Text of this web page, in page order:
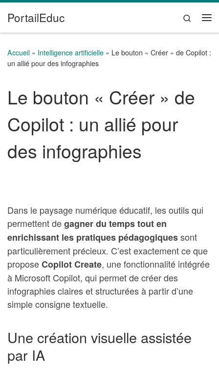
Passer au contenu
PortailEduc
Search
Accueil » Intelligence artificielle » Le bouton « Créer » de Copilot :
un allié pour des infographies
Le bouton « Créer » de
Copilot : un allié pour
des infographies
Dans le paysage numérique éducatif, les outils qui
permettent degagner du temps tout en
enrichissant les pratiques pédagogiquessont
particulièrement précieux. C’est exactement ce que
proposeCopilot Create, une fonctionnalité intégrée
à Microsoft Copilot, qui permet de créer des
infographies claires et structurées à partir d’une
simple consigne textuelle.
Une création visuelle assistée
par IA